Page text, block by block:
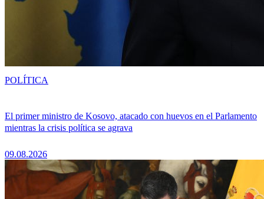
El primer ministro de Kosovo, atacado con huevos en el Parlamento
mientras la crisis política se agrava
09.08.2026
POLÍTICA